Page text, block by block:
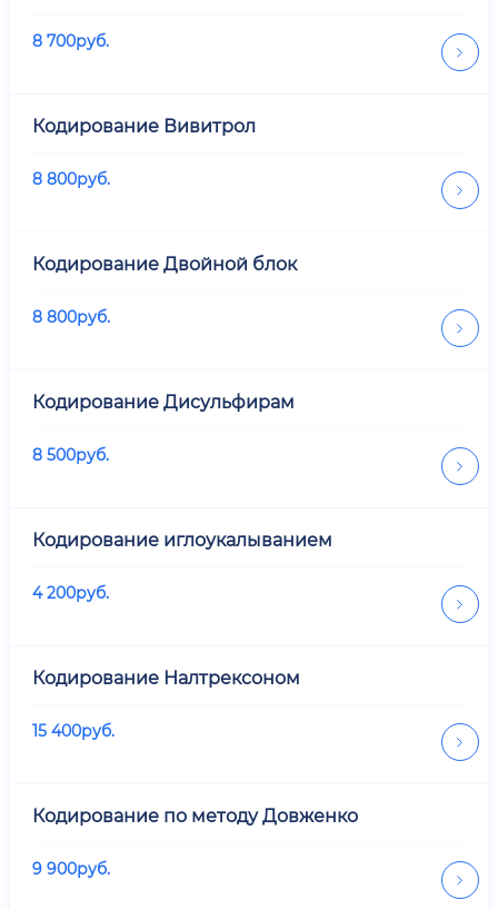
8 700руб.
Кодирование Вивитрол
8 800руб.
Кодирование Двойной блок
8 800руб.
Кодирование Дисульфирам
8 500руб.
Кодирование иглоукалыванием
4 200руб.
Кодирование Налтрексоном
15 400руб.
Кодирование по методу Довженко
9 900руб.